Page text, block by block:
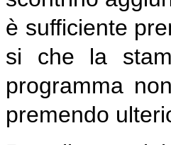
è sufficiente
si che la
programma
premendo